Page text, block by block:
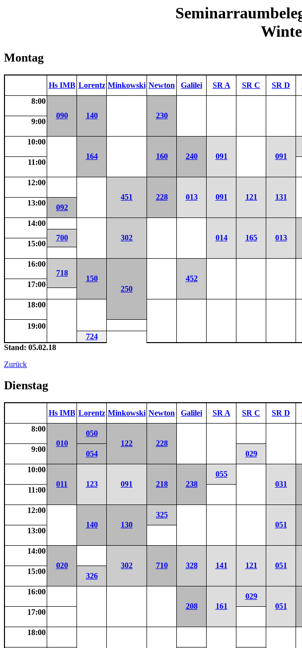
Montag
Hs IMB Lorentz Minkowski Newton Galilei SR A SR C SR D
8:00
090
140 230
9:00
10:00
164
160 240 091 091
11:00
12:00
451
228 013 091 121 131
13:00
092
14:00
302
014 165 013
700
15:00
16:00
718
150
250
452
17:00
18:00
19:00
724
Stand: 05.02.18
Zurück
Dienstag
Hs IMB Lorentz Minkowski Newton Galilei SR A SR C SR D
8:00
010
050
122
228
9:00
054
029
10:00
011
123 091 218 238
055
031
11:00
12:00
140
130
325
051
13:00
14:00
020
302 710 328 141 121 051
326
15:00
16:00
208
161
029
051
17:00
18:00